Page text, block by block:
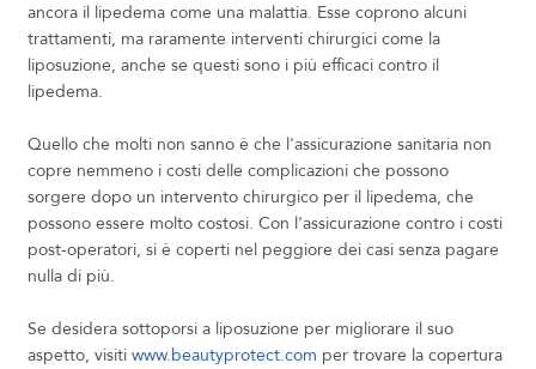
ancora il lipedema come una malattia. Esse coprono alcuni
trattamenti, ma raramente interventi chirurgici come la
liposuzione, anche se questi sono i più efficaci contro il
lipedema.
Quello che molti non sanno è che l'assicurazione sanitaria non
copre nemmeno i costi delle complicazioni che possono
sorgere dopo un intervento chirurgico per il lipedema, che
possono essere molto costosi. Con l'assicurazione contro i costi
post-operatori, si è coperti nel peggiore dei casi senza pagare
nulla di più.
Se desidera sottoporsi a liposuzione per migliorare il suo
aspetto, visiti www.beautyprotect.com per trovare la copertura